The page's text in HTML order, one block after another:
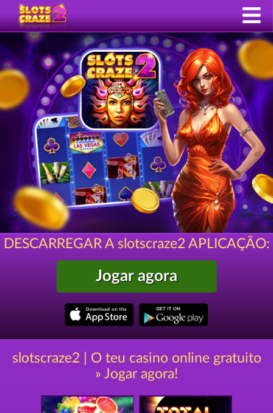
DESCARREGAR A slotscraze2 APLICAÇÃO:
Jogar agora
slotscraze2 | O teu casino online gratuito
» Jogar agora!